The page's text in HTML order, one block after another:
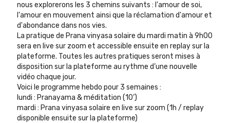
nous explorerons les 3 chemins suivants : l'amour de soi,
l'amour en mouvement ainsi que la réclamation d'amour et
d'abondance dans nos vies.
La pratique de Prana vinyasa solaire du mardi matin à 9h00
sera en live sur zoom et accessible ensuite en replay sur la
plateforme. Toutes les autres pratiques seront mises à
disposition sur la plateforme au rythme d’une nouvelle
vidéo chaque jour.
Voici le programme hebdo pour 3 semaines :
lundi : Pranayama & méditation (10’)
mardi : Prana vinyasa solaire en live sur zoom (1h / replay
disponible ensuite sur la plateforme)